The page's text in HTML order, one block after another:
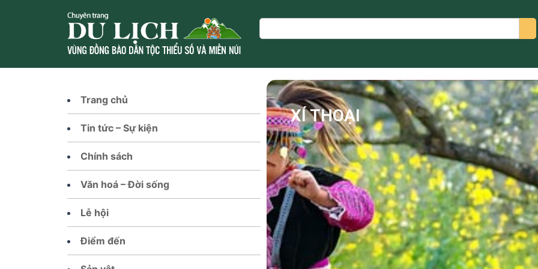
Search
Trang chủ
Tin tức – Sự kiện
Chính sách
Văn hoá – Đời sống
Lễ hội
Điểm đến
XÍ THOẠI